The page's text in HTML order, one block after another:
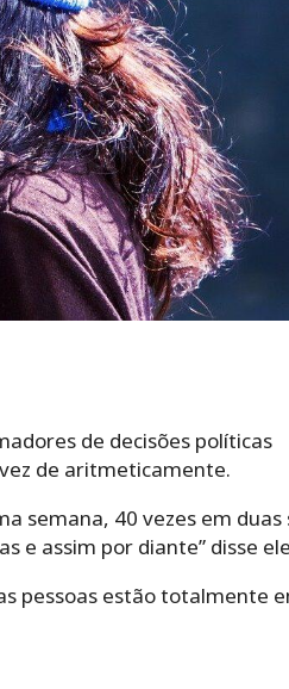
de decisões políticas
de aritmeticamente.
semana, 40 vezes em duas
e assim por diante” disse
pessoas estão totalmente